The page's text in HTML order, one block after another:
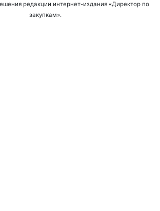
редакции интернет-издания «Директор по
закупкам».